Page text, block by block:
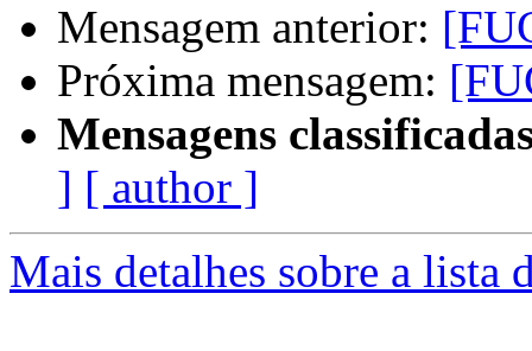
Mensagem anterior:
Próxima mensagem:
Mensagens
] [ author ]
Mais detalhes sobre a lista